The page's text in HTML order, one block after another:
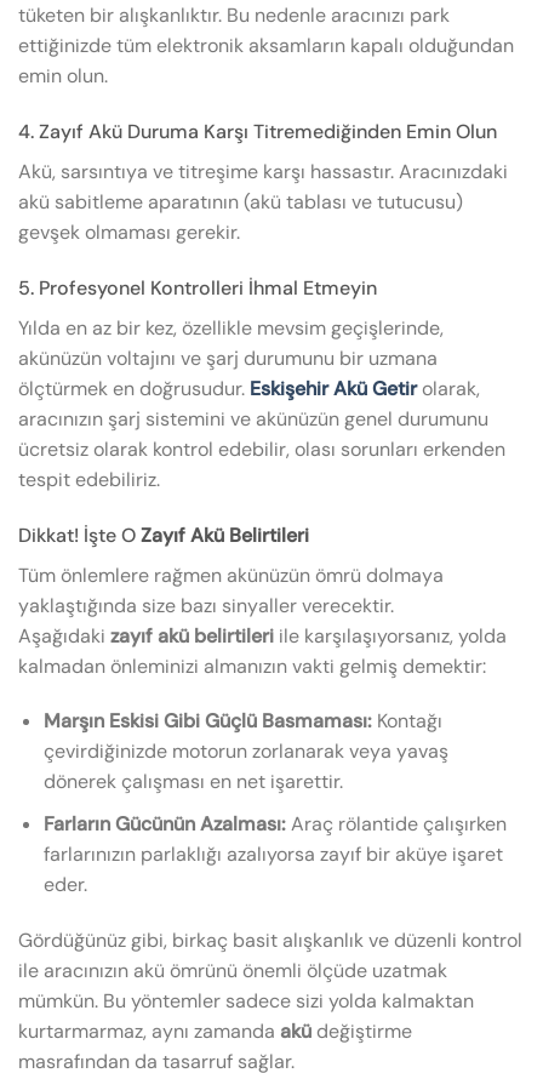
tüketen bir alışkanlıktır. Bu nedenle aracınızı park
ettiğinizde tüm elektronik aksamların kapalı olduğundan
emin olun.
4. Zayıf Akü Duruma Karşı Titremediğinden Emin Olun
Akü, sarsıntıya ve titreşime karşı hassastır. Aracınızdaki
akü sabitleme aparatının (akü tablası ve tutucusu)
gevşek olmaması gerekir.
5. Profesyonel Kontrolleri İhmal Etmeyin
Yılda en az bir kez, özellikle mevsim geçişlerinde,
akünüzün voltajını ve şarj durumunu bir uzmana
ölçtürmek en doğrusudur. Eskişehir Akü Getirolarak,
aracınızın şarj sistemini ve akünüzün genel durumunu
ücretsiz olarak kontrol edebilir, olası sorunları erkenden
tespit edebiliriz.
Dikkat! İşte OZayıf Akü Belirtileri
Tüm önlemlere rağmen akünüzün ömrü dolmaya
yaklaştığında size bazı sinyaller verecektir.
Aşağıdaki zayıf akü belirtileri ile karşılaşıyorsanız, yolda
kalmadan önleminizi almanızın vakti gelmiş demektir:
Marşın Eskisi Gibi Güçlü Basmaması:Kontağı
çevirdiğinizde motorun zorlanarak veya yavaş
dönerek çalışması en net işarettir.
Farların Gücünün Azalması:Araç rölantide çalışırken
farlarınızın parlaklığı azalıyorsa zayıf bir aküye işaret
eder.
Gördüğünüz gibi, birkaç basit alışkanlık ve düzenli kontrol
ile aracınızın akü ömrünü önemli ölçüde uzatmak
mümkün. Bu yöntemler sadece sizi yolda kalmaktan
kurtarmarmaz, aynı zamanda aküdeğiştirme
masrafından da tasarruf sağlar.